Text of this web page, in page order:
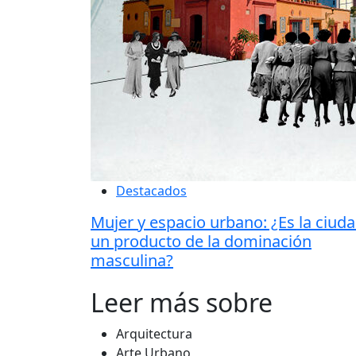
Destacados
Mujer y espacio urbano: ¿Es la
un producto de la dominación
masculina?
Leer más sobre
Arquitectura